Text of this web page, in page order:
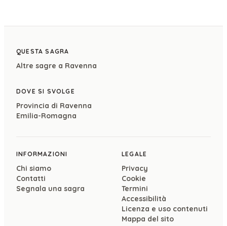
QUESTA SAGRA
Altre sagre a Ravenna
DOVE SI SVOLGE
Provincia di Ravenna
Emilia-Romagna
INFORMAZIONI
Chi siamo
Contatti
Segnala una sagra
LEGALE
Privacy
Cookie
Termini
Accessibilità
Licenza e uso contenuti
Mappa del sito